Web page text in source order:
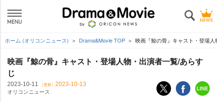
ホーム (オリコンニュース) Drama&Movie TOP 映画『鯨の骨』キャスト・登場
映画『鯨の骨』キャスト・登場人物・出演者一覧/あらす
じ
2023-10-11 （更新） 2023-10-13
オリコンニュース